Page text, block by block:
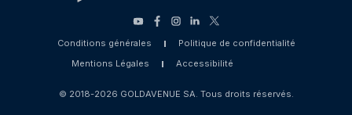
Conditions générales
Politique de confidentialité
Mentions Légales
Accessibilité
© 2018-2026 GOLDAVENUE SA. Tous droits réservés.